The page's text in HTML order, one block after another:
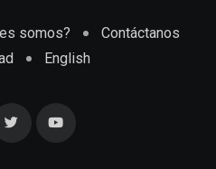
somos?
Contáctanos
English